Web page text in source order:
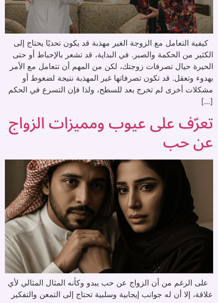
كيفية التعامل مع الزوجة الغير مهذبة قد يكون تحديًا يحتاج إلى
الكثير من الحكمة والصبر. في البداية، قد تشعر بالإحباط أو حتى
الحيرة حيال تصرفات زوجتك، لكن من المهم أن تتعامل مع الأمر
بهدوء وتعقل. قد تكون تصرفاتها غير المهذبة نتيجة لضغوط أو
مشكلات أخرى لم تخرج بعد للسطح، ولذا فإن التسرع في الحكم
[…]
تعرّف على عيوب ومميزات الزواج
عن حب
على الرغم من أن الزواج عن حب يبدو وكأنه المثال المثالي لأي
علاقة، إلا أن له جوانب إيجابية وسلبية تحتاج إلى التمعن والتفكير